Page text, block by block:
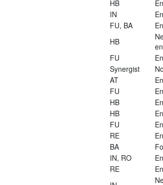
HB
IN
FU, BA
HB
FU
Synergist
AT
FU
HB
HB
FU
RE
BA
IN, RO
RE